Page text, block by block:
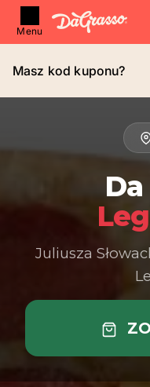
Menu
Masz kod kuponu?
Juliusza